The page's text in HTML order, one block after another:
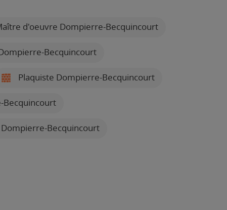
d'oeuvre Dompierre-Becquincourt
Becquincourt
Plaquiste Dompierre-Becquincourt
Becquincourt
Dompierre-Becquincourt